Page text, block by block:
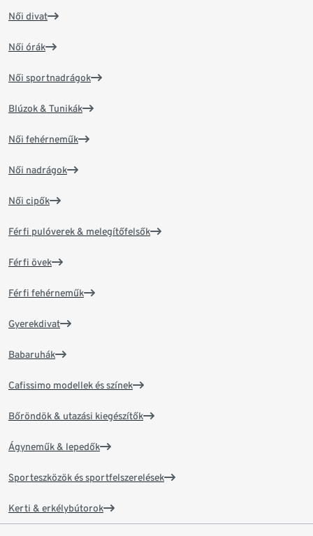
Női divat
Női órák
Női sportnadrágok
Blúzok & Tunikák
Női fehérneműk
Női nadrágok
Női cipők
Férfi pulóverek & melegítőfelsők
Férfi övek
Férfi fehérneműk
Gyerekdivat
Babaruhák
Cafissimo modellek és színek
Bőröndök & utazási kiegészítők
Ágyneműk & lepedők
Sporteszközök és sportfelszerelések
Kerti & erkélybútorok